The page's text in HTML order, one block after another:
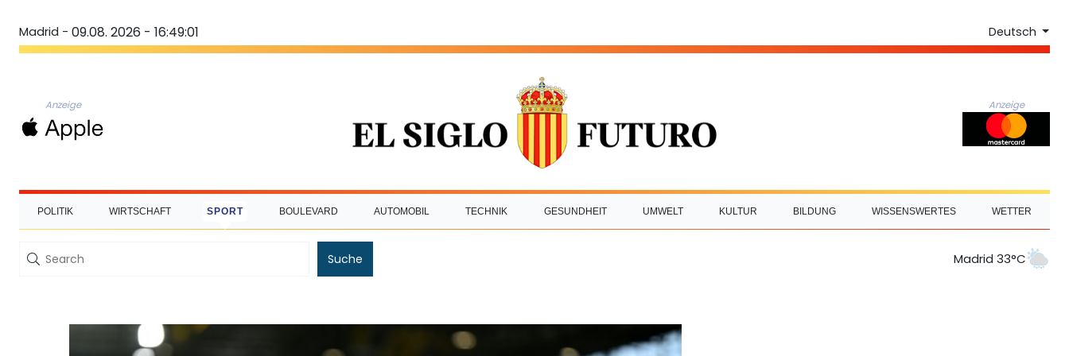
Madrid - 09.08. 2026 - 16:49:01 Deutsch
Anzeige Anzeige
POLITIK WIRTSCHAFT SPORT BOULEVARD AUTOMOBIL TECHNIK GESUNDHEIT UMWELT KULTUR BILDUNG WISSENSWERTES WETTER
Suche Madrid 33°C